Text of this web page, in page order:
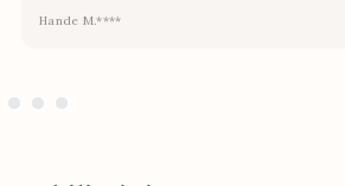
Hande M.****